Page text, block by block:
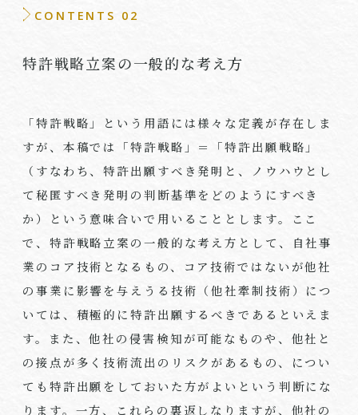
CONTENTS 02
特許戦略立案の一般的な考え方
「特許戦略」という用語には様々な定義が存在しま
すが、本稿では「特許戦略」＝「特許出願戦略」
（すなわち、特許出願すべき発明と、ノウハウとし
て秘匿すべき発明の判断基準をどのようにすべき
か）という意味合いで用いることとします。ここ
で、特許戦略立案の一般的な考え方として、自社事
業のコア技術となるもの、コア技術ではないが他社
の事業に影響を与えうる技術（他社牽制技術）につ
いては、積極的に特許出願するべきであるといえま
す。また、他社の侵害検知が可能なものや、他社と
の接点が多く技術流出のリスクがあるもの、につい
ても特許出願をしておいた方がよいという判断にな
ります。一方、これらの裏返しなりますが、他社の